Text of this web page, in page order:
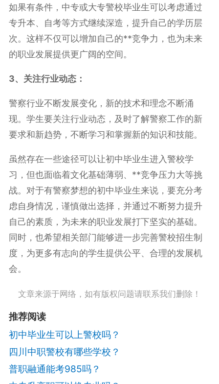
如果有条件，中专或大专警校毕业生可以考虑通过
专升本、自考等方式继续深造，提升自己的学历层
次。这样不仅可以增加自己的**竞争力，也为未来
的职业发展提供更广阔的空间。
3、关注行业动态：
警察行业不断发展变化，新的技术和理念不断涌
现。学生要关注行业动态，及时了解警察工作的新
要求和新趋势，不断学习和掌握新的知识和技能。
虽然存在一些途径可以让初中毕业生进入警校学
习，但也面临着文化基础薄弱、**竞争压力大等挑
战。对于有警察梦想的初中毕业生来说，要充分考
虑自身情况，谨慎做出选择，并通过不断努力提升
自己的素质，为未来的职业发展打下坚实的基础。
同时，也希望相关部门能够进一步完善警校招生制
度，为更多有志向的学生提供公平、合理的发展机
会。
文章来源于网络，如有版权问题请联系我们删除！
推荐阅读
初中毕业生可以上警校吗？
四川中职警校有哪些学校？
普职融通能考985吗？